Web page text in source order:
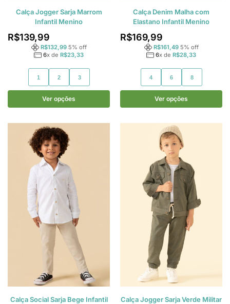
Calça Jogger Sarja Marrom
Infantil Menino
R$139,99
R$132,99 5% off
6x de R$23,33
1 2 3
Ver opções
Calça Denim Malha com
Elastano Infantil Menino
R$169,99
R$161,49 5% off
6x de R$28,33
4 6 8
Ver opções
Calça Social Sarja Bege Infantil
Calça Jogger Sarja Verde Militar